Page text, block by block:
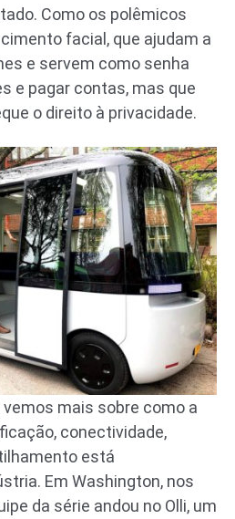
Como os polêmicos
facial, que ajudam a
e servem como senha
e pagar contas, mas que
o direito à privacidade.
mais sobre como a
conectividade,
está
Em Washington, nos
da série andou no Olli, um